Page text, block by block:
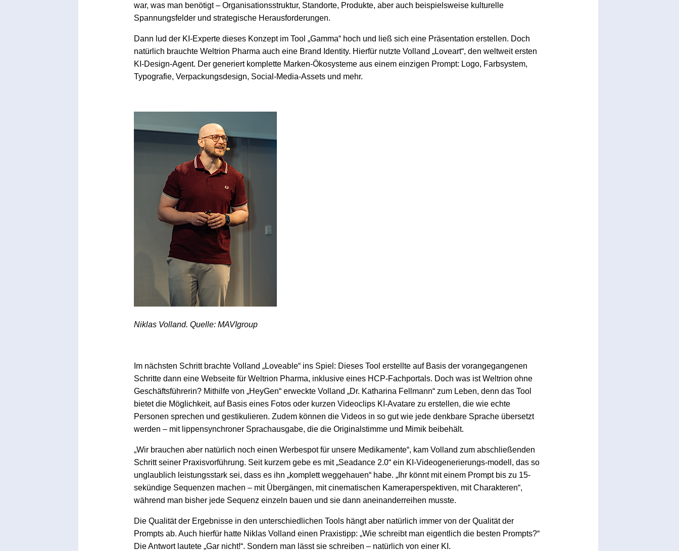
war, was man benötigt – Organisationsstruktur, Standorte, Produkte, aber auch beispielsweise kulturelle
Spannungsfelder und strategische Herausforderungen.
Dann lud der KI-Experte dieses Konzept im Tool „Gamma“ hoch und ließ sich eine Präsentation erstellen. Doch
natürlich brauchte Weltrion Pharma auch eine Brand Identity. Hierfür nutzte Volland „Loveart“, den weltweit ersten
KI-Design-Agent. Der generiert komplette Marken-Ökosysteme aus einem einzigen Prompt: Logo, Farbsystem,
Typografie, Verpackungsdesign, Social-Media-Assets und mehr.
Niklas Volland. Quelle: MAVIgroup
Im nächsten Schritt brachte Volland „Loveable“ ins Spiel: Dieses Tool erstellte auf Basis der vorangegangenen
Schritte dann eine Webseite für Weltrion Pharma, inklusive eines HCP-Fachportals. Doch was ist Weltrion ohne
Geschäftsführerin? Mithilfe von „HeyGen“ erweckte Volland „Dr. Katharina Fellmann“ zum Leben, denn das Tool
bietet die Möglichkeit, auf Basis eines Fotos oder kurzen Videoclips KI-Avatare zu erstellen, die wie echte
Personen sprechen und gestikulieren. Zudem können die Videos in so gut wie jede denkbare Sprache übersetzt
werden – mit lippensynchroner Sprachausgabe, die die Originalstimme und Mimik beibehält.
„Wir brauchen aber natürlich noch einen Werbespot für unsere Medikamente“, kam Volland zum abschließenden
Schritt seiner Praxisvorführung. Seit kurzem gebe es mit „Seadance 2.0“ ein KI-Videogenerierungs-modell, das so
unglaublich leistungsstark sei, dass es ihn „komplett weggehauen“ habe. „Ihr könnt mit einem Prompt bis zu 15-
sekündige Sequenzen machen – mit Übergängen, mit cinematischen Kameraperspektiven, mit Charakteren“,
während man bisher jede Sequenz einzeln bauen und sie dann aneinanderreihen musste.
Die Qualität der Ergebnisse in den unterschiedlichen Tools hängt aber natürlich immer von der Qualität der
Prompts ab. Auch hierfür hatte Niklas Volland einen Praxistipp: „Wie schreibt man eigentlich die besten Prompts?“
Die Antwort lautete „Gar nicht!“. Sondern man lässt sie schreiben – natürlich von einer KI.